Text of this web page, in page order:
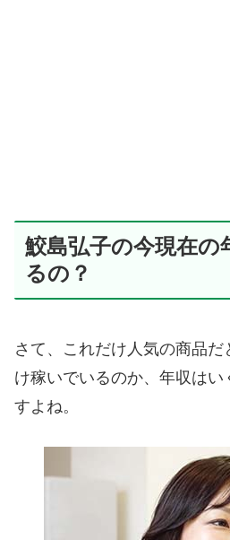
鮫島弘子の今現在の
るの？
さて、これだけ人気の商品
け稼いでいるのか、年収は
すよね。